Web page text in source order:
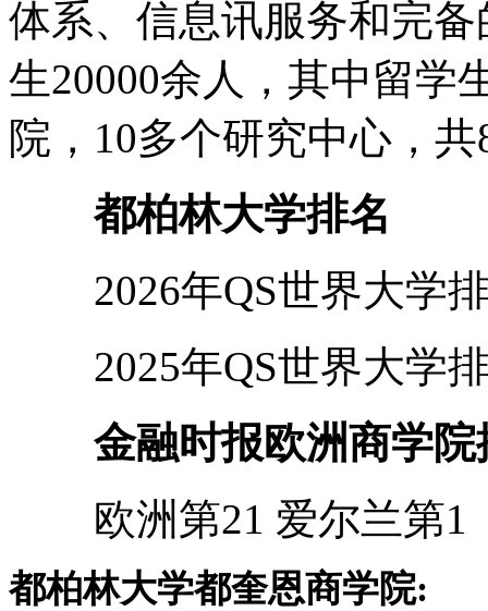
体系、信息讯服务和完
生20000余人，其中留学
院，10多个研究中心，
都柏林大学排名
2026年QS世界大学
2025年QS世界大学
金融时报欧洲商学院
欧洲第21 爱尔兰第1
都柏林大学都奎恩商学院: